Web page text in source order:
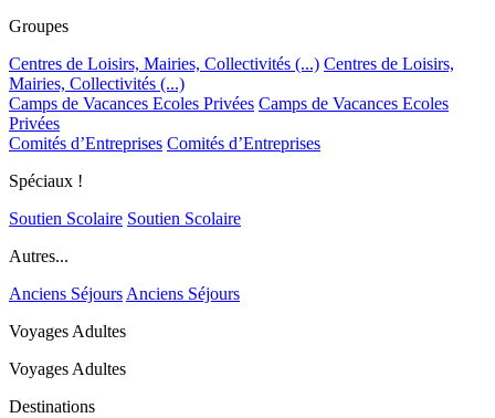
Groupes
Centres de Loisirs, Mairies, Collectivités (...) Centres de Loisirs,
Mairies, Collectivités (...)
Camps de Vacances Ecoles Privées Camps de Vacances Ecoles
Privées
Comités d’Entreprises Comités d’Entreprises
Spéciaux !
Soutien Scolaire Soutien Scolaire
Autres...
Anciens SéjoursAnciens Séjours
Voyages Adultes
Voyages Adultes
Destinations